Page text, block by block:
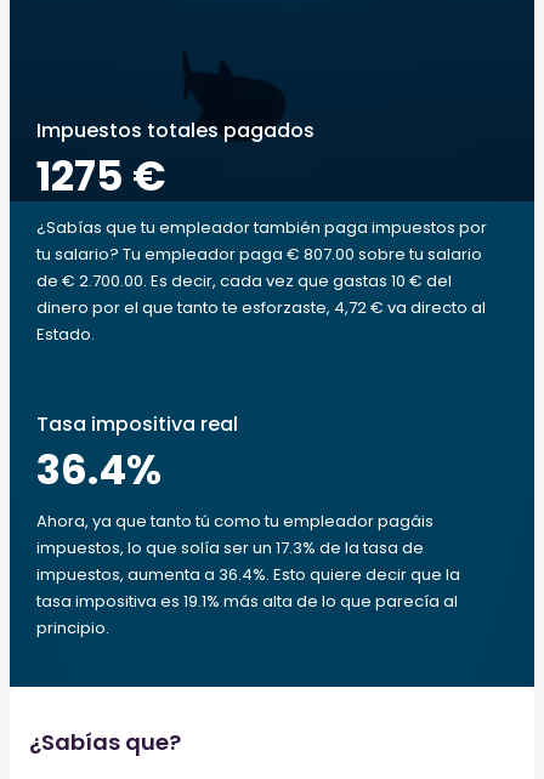
Impuestos totales pagados
1275 €
¿Sabías que tu empleador también paga impuestos por
tu salario? Tu empleador paga € 807.00 sobre tu salario
de € 2.700.00. Es decir, cada vez que gastas 10 € del
dinero por el que tanto te esforzaste, 4,72 € va directo al
Estado.
Tasa impositiva real
36.4%
Ahora, ya que tanto tú como tu empleador pagáis
impuestos, lo que solía ser un 17.3% de la tasa de
impuestos, aumenta a 36.4%. Esto quiere decir que la
tasa impositiva es 19.1% más alta de lo que parecía al
principio.
¿Sabías que?